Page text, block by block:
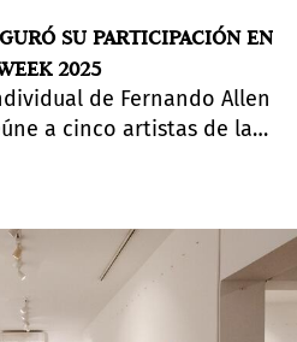
SU PARTICIPACIÓN EN
2025
de Fernando Allen
a cinco artistas de la